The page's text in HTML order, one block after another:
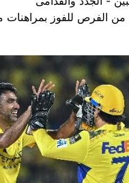
الفرص للفوز بمراهنات